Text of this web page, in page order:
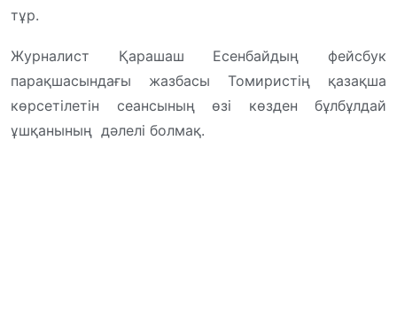
тұр.
Журналист Қарашаш Есенбайдың фейсбук
парақшасындағы жазбасы Томиристің қазақша
көрсетілетін сеансының өзі көзден бұлбұлдай
ұшқанының дәлелі болмақ.